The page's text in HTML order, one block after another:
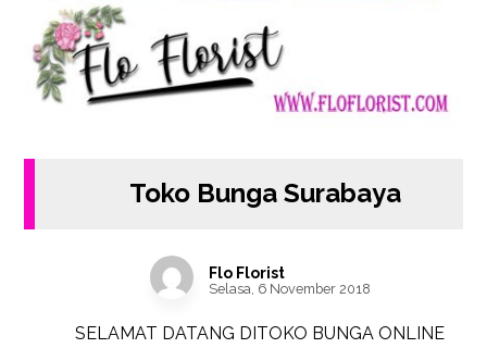
Toko Bunga Surabaya
Flo Florist
Selasa, 6 November 2018
SELAMAT DATANG DITOKO BUNGA ONLINE